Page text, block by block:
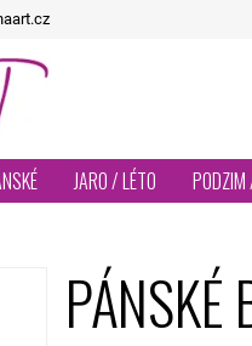
JARO / LÉTO
PÁNSKÉ